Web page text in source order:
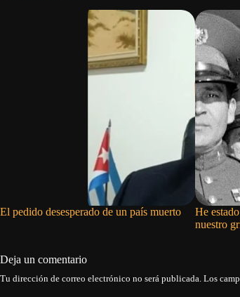
El pedido desesperado de un país muerto
He
nuestro
Deja un comentario
Tu dirección de correo electrónico no será publicada. Los